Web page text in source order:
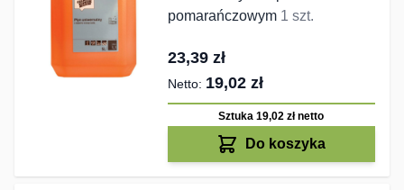
pomarańczowym 1 szt.
23,39 zł
19,02 zł
Sztuka 19,02 złnetto
Do koszyka